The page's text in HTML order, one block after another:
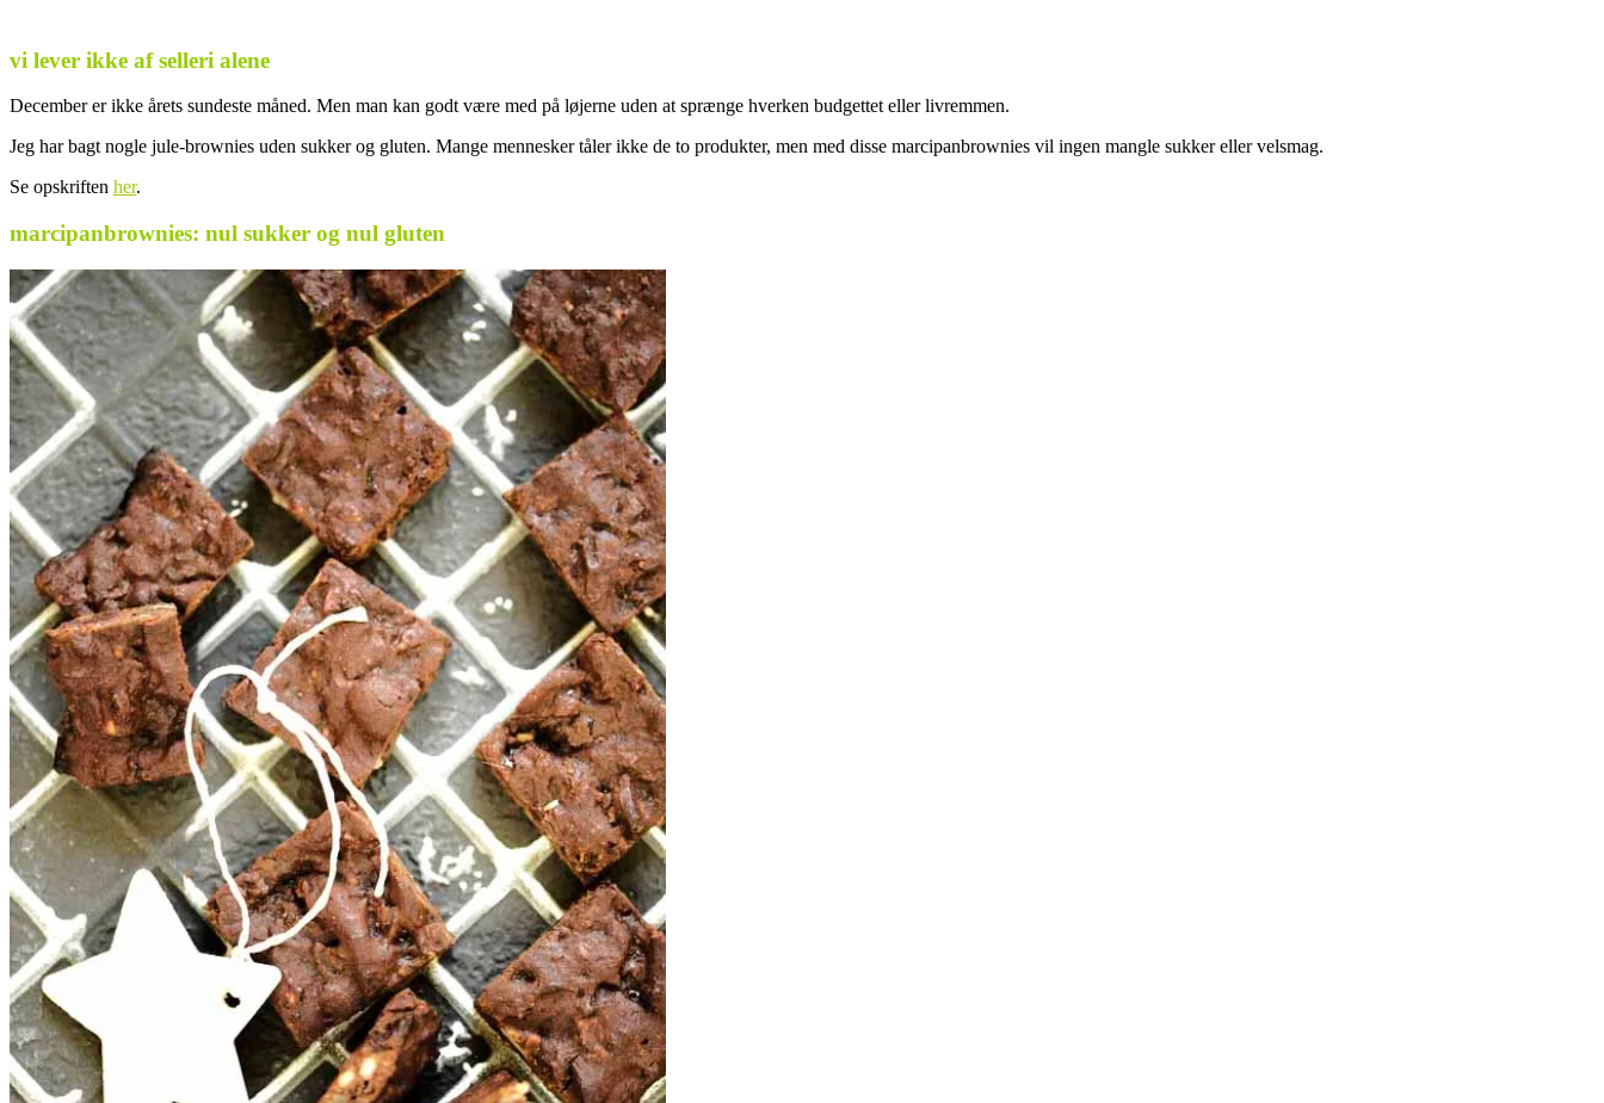
vi lever ikke af selleri alene
December er ikke årets sundeste måned. Men man kan godt være med på løjerne uden at sprænge hverken budgettet eller livremmen.
Jeg har bagt nogle jule-brownies uden sukker og gluten. Mange mennesker tåler ikke de to produkter, men med disse marcipanbrownies vil ingen mangle sukker eller velsmag.
Se opskriften her.
marcipanbrownies: nul sukker og nul gluten